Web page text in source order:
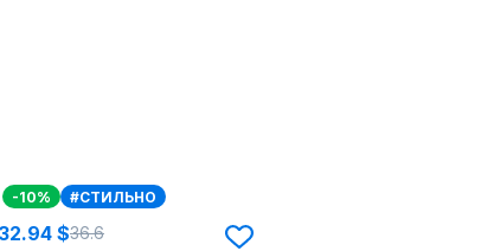
-10% #СТИЛЬНО
32.94 $36.6